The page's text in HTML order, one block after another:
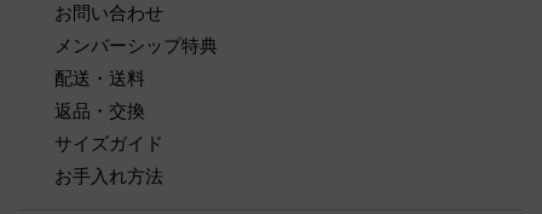
お問い合わせ
メンバーシップ特典
配送・送料
返品・交換
サイズガイド
お手入れ方法